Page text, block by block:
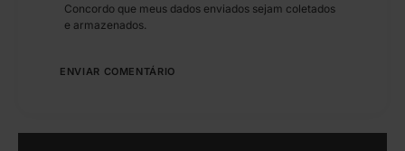
Concordo que meus dados enviados sejam coletados
e armazenados.